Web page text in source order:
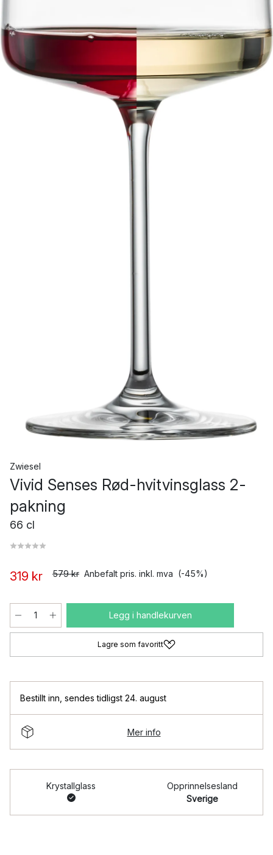
Zwiesel
Vivid Senses Rød-hvitvinsglass 2-
pakning
66 cl
319 kr 579 kr Anbefalt pris. inkl. mva (-45%)
Legg i handlekurven
Lagre som favoritt
Bestillt inn sendes tidligst 24. august
Mer info
Krystallglass
Opprinnelsesland
Sverige